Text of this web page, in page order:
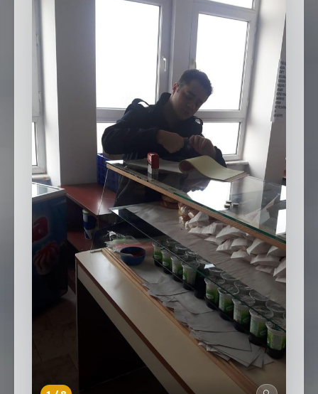
SEBİK
NÖBETÇI ECZANELER
SABSIS - AFET
TRAFIKPARK
KÜREK
PARKLAR
PAZAR YERLERI
ATIK YÖNETIM
PLANETARYUM